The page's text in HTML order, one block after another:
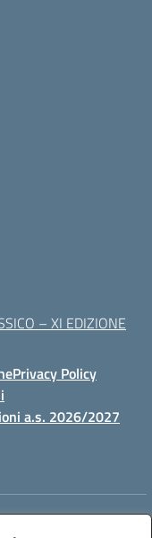
– XI EDIZIONE
Privacy Policy
a.s. 2026/2027